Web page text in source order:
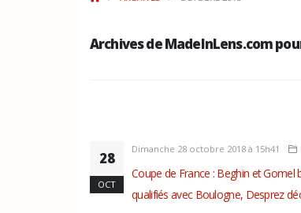
Archives de MadeInLens.com
28
OCT
Dimanche 28 octobre 2018 à 15h41
Coupe de France : Beghin et Gomel
qualifiés avec Boulogne, Desprez